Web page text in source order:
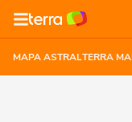
MAPA ASTRALTERRA